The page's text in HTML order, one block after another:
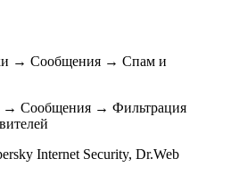
→ Сообщения → Спам и
→ Сообщения → Фильтрация
Internet Security, Dr.Web